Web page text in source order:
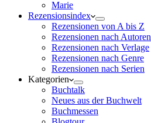
Marie
Rezensionsindex
Rezensionen von A bis Z
Rezensionen nach Autoren
Rezensionen nach Verlage
Rezensionen nach Genre
Rezensionen nach Serien
Kategorien
Buchtalk
Neues aus der Buchwelt
Buchmessen